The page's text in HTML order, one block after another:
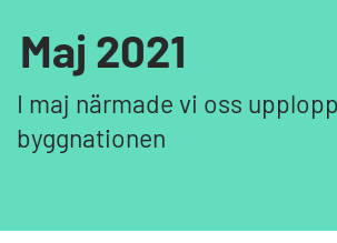
Maj 2021
I maj närmade vi oss
byggnationen